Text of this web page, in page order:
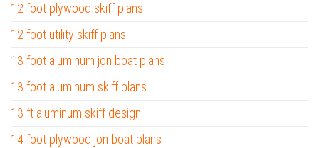
12 foot plywood skiff plans
12 foot utility skiff plans
13 foot aluminum jon boat plans
13 foot aluminum skiff plans
13 ft aluminum skiff design
14 foot plywood jon boat plans